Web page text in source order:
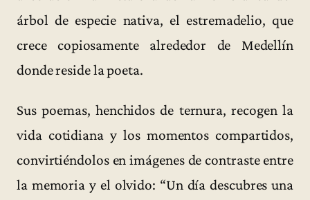
árbol de especie nativa, el estremadelio, que
crece copiosamente alrededor de Medellín
donde reside la poeta.
Sus poemas, henchidos de ternura, recogen la
vida cotidiana y los momentos compartidos,
convirtiéndolos en imágenes de contraste entre
la memoria y el olvido: “Un día descubres una